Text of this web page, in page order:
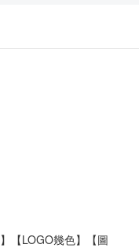
【LOGO幾色】【圖